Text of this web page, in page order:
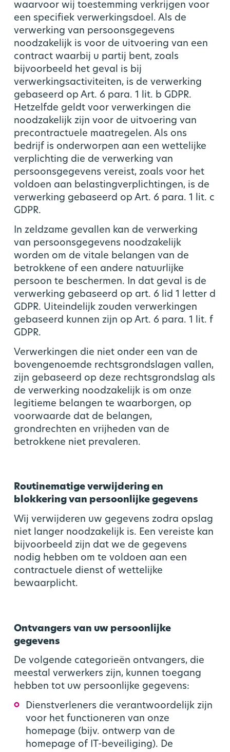
waarvoor wij toestemming verkrijgen voor
een specifiek verwerkingsdoel. Als de
verwerking van persoonsgegevens
noodzakelijk is voor de uitvoering van een
contract waarbij u partij bent, zoals
bijvoorbeeld het geval is bij
verwerkingsactiviteiten, is de verwerking
gebaseerd op Art. 6 para. 1 lit. b GDPR.
Hetzelfde geldt voor verwerkingen die
noodzakelijk zijn voor de uitvoering van
precontractuele maatregelen. Als ons
bedrijf is onderworpen aan een wettelijke
verplichting die de verwerking van
persoonsgegevens vereist, zoals voor het
voldoen aan belastingverplichtingen, is de
verwerking gebaseerd op Art. 6 para. 1 lit. c
GDPR.
In zeldzame gevallen kan de verwerking
van persoonsgegevens noodzakelijk
worden om de vitale belangen van de
betrokkene of een andere natuurlijke
persoon te beschermen. In dat geval is de
verwerking gebaseerd op art. 6 lid 1 letter d
GDPR. Uiteindelijk zouden verwerkingen
gebaseerd kunnen zijn op Art. 6 para. 1 lit. f
GDPR.
Verwerkingen die niet onder een van de
bovengenoemde rechtsgrondslagen vallen,
zijn gebaseerd op deze rechtsgrondslag als
de verwerking noodzakelijk is om onze
legitieme belangen te waarborgen, op
voorwaarde dat de belangen,
grondrechten en vrijheden van de
betrokkene niet prevaleren.
Routinematige verwijdering en
blokkering van persoonlijke gegevens
Wij verwijderen uw gegevens zodra opslag
niet langer noodzakelijk is. Een vereiste kan
bijvoorbeeld zijn dat we de gegevens
nodig hebben om te voldoen aan een
contractuele dienst of wettelijke
bewaarplicht.
Ontvangers van uw persoonlijke
gegevens
De volgende categorieën ontvangers, die
meestal verwerkers zijn, kunnen toegang
hebben tot uw persoonlijke gegevens:
Dienstverleners die verantwoordelijk zijn
voor het functioneren van onze
homepage (bijv. ontwerp van de
homepage of IT-beveiliging). De